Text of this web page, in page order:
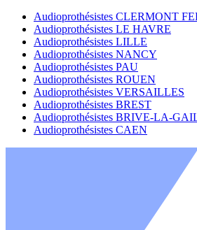
Audioprothésistes CLERMONT
Audioprothésistes LE HAVRE
Audioprothésistes LILLE
Audioprothésistes NANCY
Audioprothésistes PAU
Audioprothésistes ROUEN
Audioprothésistes VERSAILLES
Audioprothésistes BREST
Audioprothésistes BRIVE-LA-
Audioprothésistes CAEN